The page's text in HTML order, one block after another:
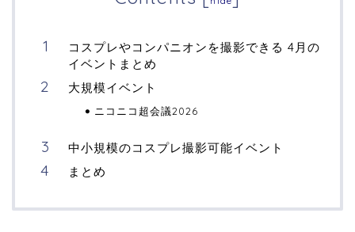
コスプレやコンパニオンを撮影できる 4月の
イベントまとめ
大規模イベント
ニコニコ超会議2026
中小規模のコスプレ撮影可能イベント
まとめ